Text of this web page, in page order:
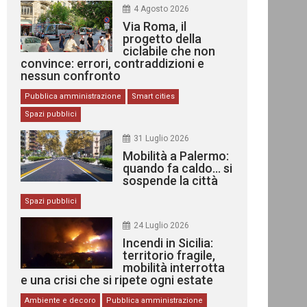
4 Agosto 2026
Via Roma, il
progetto della
ciclabile che non
convince: errori, contraddizioni e
nessun confronto
Pubblica amministrazione
Smart cities
Spazi pubblici
31 Luglio 2026
Mobilità a Palermo:
quando fa caldo… si
sospende la città
Spazi pubblici
24 Luglio 2026
Incendi in Sicilia:
territorio fragile,
mobilità interrotta
e una crisi che si ripete ogni estate
Ambiente e decoro Pubblica amministrazione